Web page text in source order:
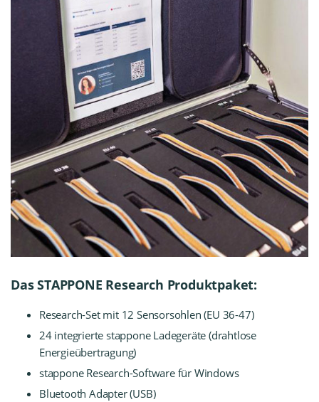
Das STAPPONE Research Produktpaket:
Research-Set mit 12 Sensorsohlen (EU 36-47)
24 integrierte stappone Ladegeräte (drahtlose
Energieübertragung)
stappone Research-Software für Windows
Bluetooth Adapter (USB)